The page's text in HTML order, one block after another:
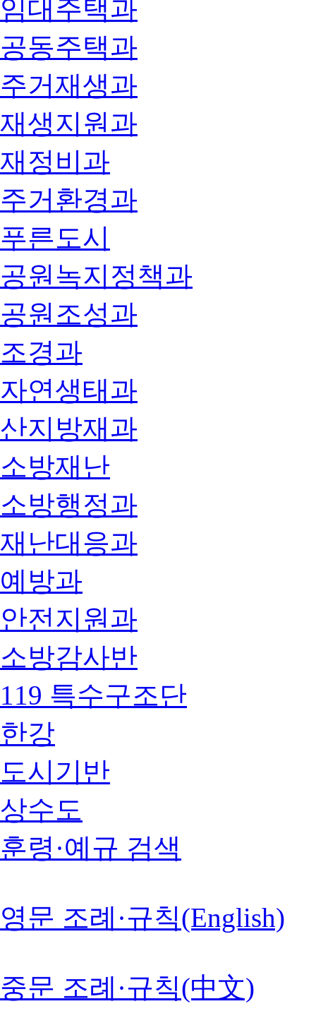
임대주택과
공동주택과
주거재생과
재생지원과
재정비과
주거환경과
푸른도시
공원녹지정책과
공원조성과
조경과
자연생태과
산지방재과
소방재난
소방행정과
재난대응과
예방과
안전지원과
소방감사반
119 특수구조단
한강
도시기반
상수도
훈령·예규 검색
영문 조례·규칙(English)
중문 조례·규칙(中文)